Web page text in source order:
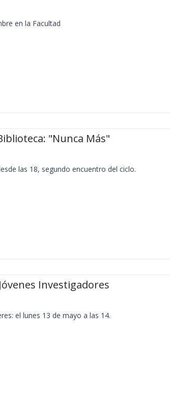
en la Facultad
"Nunca Más"
las 18, segundo encuentro del ciclo.
Investigadores
el lunes 13 de mayo a las 14.